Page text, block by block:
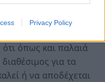
Privacy Policy
όπως και παλαιά
για τα
ή να αποδέχεται